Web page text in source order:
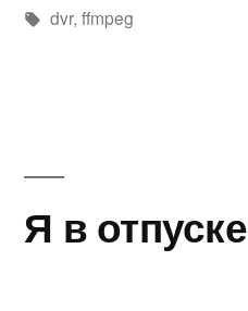
автором
Метки:
dvr, ffmpeg
Я в отпуске